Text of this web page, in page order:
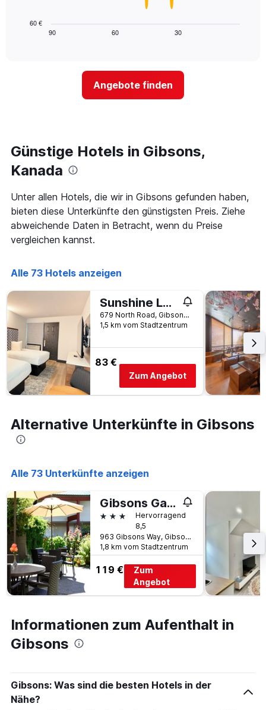
Wochentage
anzeigt.
Zimmerpreis
anzeigt.
Diagramm
näher
das
Aufenthaltsdatum
rückt.
Diagramm
hat
1
X-
Achse,
die
Anzahl
der
Tage
vor
dem
Aufenthalt
anzeigt
Das
Diagramm
hat
1
die
den
anzeigt
90 60 30
60 €
Angebote finden
Günstige Hotels in Gibsons,
Kanada
Unter allen Hotels, die wir in Gibsons gefunden haben,
bieten diese Unterkünfte den günstigsten Preis. Ziehe
abweichende Daten in Betracht, wenn du Preise
vergleichen kannst.
Alle 73 Hotels anzeigen
Sunshine Lodge Inn
679 North Road, Gibsons, BC, Kanada
1,5 km vom Stadtzentrum
83 €
Zum Angebot
Alternative Unterkünfte in Gibsons
Alle 73 Unterkünfte anzeigen
Gibsons Garden Hotel
3 SterneHervorragend
8,5
963 Gibsons Way, Gibsons, BC, Kanada
1,8 km vom Stadtzentrum
119 €
Zum
Angebot
Informationen zum Aufenthalt in
Gibsons
Gibsons: Was sind die besten Hotels in der
Nähe?